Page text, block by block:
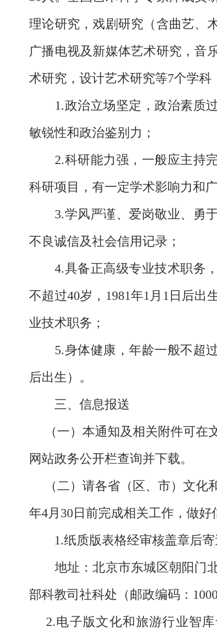
理论研究，戏剧研究（含曲艺、
广播电视及新媒体艺术研究，音
术研究，设计艺术研究等7个学科
1.政治立场坚定，政治素质
敏锐性和政治鉴别力；
2.科研能力强，一般应主持
科研项目，有一定学术影响力和
3.学风严谨、爱岗敬业、勇
不良诚信及社会信用记录；
4.具备正高级专业技术职务
不超过40岁，1981年1月1日后出
业技术职务；
5.身体健康，年龄一般不超
后出生 ）。
三、信息报送
（一） 本通知及相关附件可在
网站政务公开栏查询并下载。
（二）请各省（区、市）文化
年4月30日前完成相关工作，做好
1.纸质版表格经审核盖章后
地址：北京市东城区朝阳门
部科教司社科处 （邮政编码：
2.电子版文化和旅游行业智